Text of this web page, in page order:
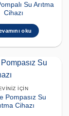
Su Arıtma
Cihazı
oku
İÇIN
Pompasız Su
Cihazı